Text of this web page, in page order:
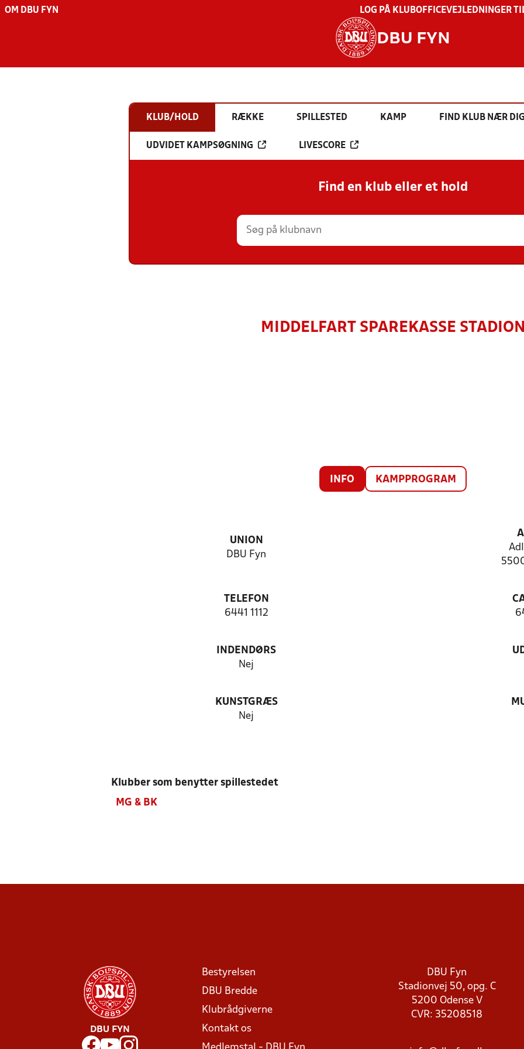
OM DBU FYN LOG PÅ KLUBOFFICEVEJLEDNINGER
DBU FYN
KLUB/HOLD RÆKKE SPILLESTED KAMP FIND KLUB NÆR
UDVIDET KAMPSØGNING LIVESCORE
Find en klub eller et hold
MIDDELFART SPAREKASSE
INFO KAMPPROGRAM
UNION
DBU Fyn
TELEFON
6441 1112
INDENDØRS
Nej
KUNSTGRÆS
Nej
Klubber som benytter spillestedet
MG & BK
DBU FYN
Bestyrelsen
DBU Bredde
Klubrådgiverne
Kontakt os
DBU Fyn
Stadionvej 50, opg. C
5200 Odense V
CVR: 35208518